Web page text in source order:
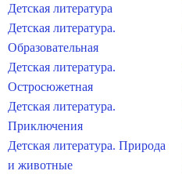
Детская литература
Детская литература.
Образовательная
Детская литература.
Остросюжетная
Детская литература.
Приключения
Детская литература. Природа
и животные